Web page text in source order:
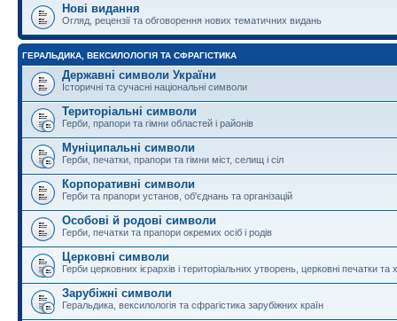
Нові видання
Огляд, рецензії та обговорення нових тематичних видань
ГЕРАЛЬДИКА, ВЕКСИЛОЛОГІЯ ТА СФРАГІСТИКА
Державні символи України
Історичні та сучасні національні символи
Територіальні символи
Герби, прапори та гімни областей і районів
Муніципальні символи
Герби, печатки, прапори та гімни міст, селищ і сіл
Корпоративні символи
Герби та прапори установ, об'єднань та організацій
Особові й родові символи
Герби, печатки та прапори окремих осіб і родів
Церковні символи
Герби церковних ієрархів і територіальних утворень, церковні печатки та
Зарубіжні символи
Геральдика, вексилологія та сфрагістика зарубіжних країн